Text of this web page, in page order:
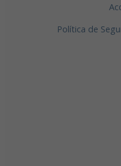
Política de